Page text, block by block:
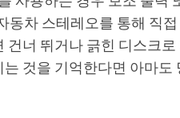
차 스테레오를 통해 직
너 뛰거나 긁힌 디스크로
것을 기억한다면 아마도